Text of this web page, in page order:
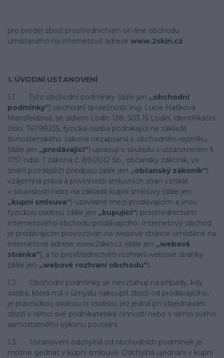
pro prodej zboží prostřednictvím on-line obchodu
umístěného na internetové adrese www.2skin.cz
1. ÚVODNÍ USTANOVENÍ
1.1. Tyto obchodní podmínky (dále jen „obchodní
podmínky“) obchodní společnosti Ing. Lucie Hašková
Mansfeldová, se sídlem Lodín 138, 503 15 Lodín, identifikační
číslo: 74798235, fyzická osoba podnikající na základě
živnostenského zákona nezapsaná v obchodním rejstříku,
(dále jen „prodávající“) upravují v souladu s ustanovením §
1751 odst. 1 zákona č. 89/2012 Sb., občanský zákoník, ve
znění pozdějších předpisů (dále jen „občanský zákoník“)
vzájemná práva a povinnosti smluvních stran vzniklé
v souvislosti nebo na základě kupní smlouvy (dále jen
„kupní smlouva“) uzavírané mezi prodávajícím a jinou
fyzickou osobou (dále jen „kupující“) prostřednictvím
internetového obchodu prodávajícího. Internetový obchod
je prodávajícím provozován na webové stránce umístěné na
internetové adrese www.2skin.cz (dále jen „webová
stránka“), a to prostřednictvím rozhraní webové stránky
(dále jen „webové rozhraní obchodu“).
1.2. Obchodní podmínky se nevztahují na případy, kdy
osoba, která má v úmyslu nakoupit zboží od prodávajícího,
je právnickou osobou či osobou, jež jedná při objednávání
zboží v rámci své podnikatelské činnosti nebo v rámci svého
samostatného výkonu povolání.
1.3. Ustanovení odchylná od obchodních podmínek je
možné sjednat v kupní smlouvě. Odchylná ujednání v kupní